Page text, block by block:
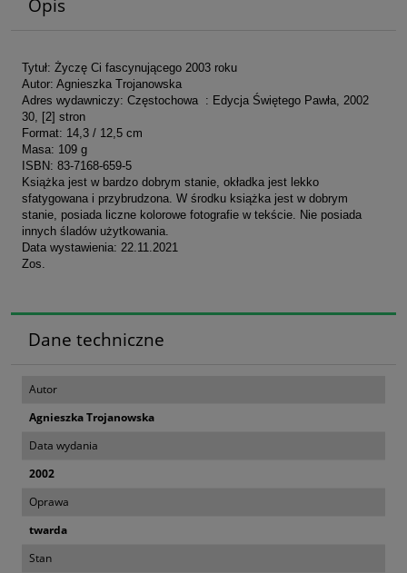
Opis
Tytuł: Życzę Ci fascynującego 2003 roku
Autor: Agnieszka Trojanowska
Adres wydawniczy: Częstochowa : Edycja Świętego Pawła, 2002
30, [2] stron
Format: 14,3 / 12,5 cm
Masa: 109 g
ISBN: 83-7168-659-5
Książka jest w bardzo dobrym stanie, okładka jest lekko
sfatygowana i przybrudzona. W środku książka jest w dobrym
stanie, posiada liczne kolorowe fotografie w tekście. Nie posiada
innych śladów użytkowania.
Data wystawienia: 22.11.2021
Zos.
Dane techniczne
Autor
Agnieszka Trojanowska
Data wydania
2002
Oprawa
twarda
Stan